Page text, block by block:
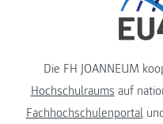
Die FH JOANNEUM
Hochschulraums auf
Fachhochschulenportal